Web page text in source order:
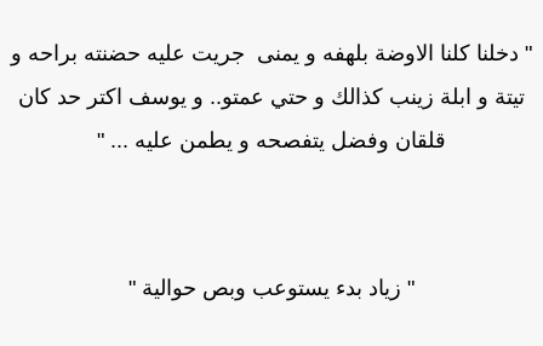
كلنا الاوضة بلهفه و يمنى جريت عليه حضنته براحه و
و ابلة زينب كذالك و حتي عمتو.. و يوسف اكتر حد كان
قلقان وفضل يتفصحه و يطمن عليه ... "
" زياد بدء يستوعب وبص حوالية "